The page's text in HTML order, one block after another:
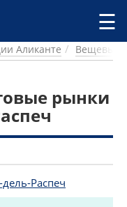
☰
Аликанте Вещевые
рынки
Распеч